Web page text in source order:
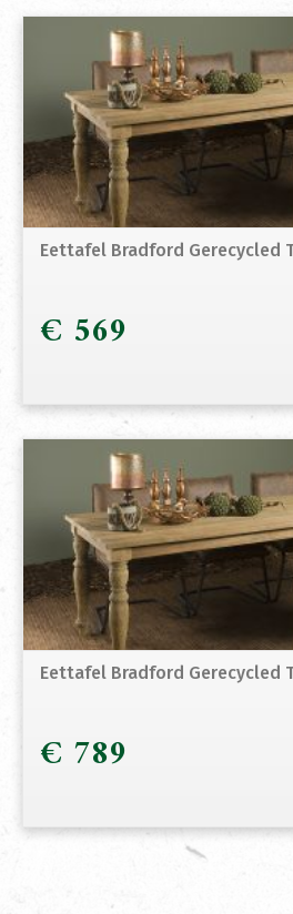
Eettafel Bradford Gerecycled
€ 569
Eettafel Bradford Gerecycled
€ 789